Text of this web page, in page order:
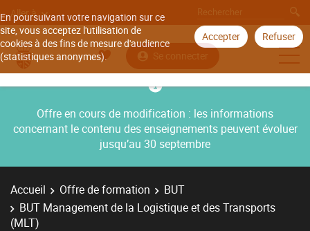
En poursuivant votre navigation sur ce
site, vous acceptez l'utilisation de
cookies à des fins de mesure d'audience
(statistiques anonymes).
Accepter Refuser
Aller à
Se connecter
Offre en cours de modification : les informations
concernant le contenu des enseignements peuvent évoluer
jusqu’au 30 septembre
Accueil Offre de formation
BUT
BUT Management de la Logistique et des Transports
(MLT)